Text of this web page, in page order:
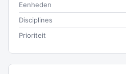
Eenheden
Disciplines
Prioriteit